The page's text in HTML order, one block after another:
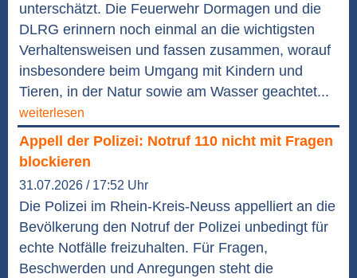
unterschätzt. Die Feuerwehr Dormagen und die
DLRG erinnern noch einmal an die wichtigsten
Verhaltensweisen und fassen zusammen, worauf
insbesondere beim Umgang mit Kindern und
Tieren, in der Natur sowie am Wasser geachtet...
weiterlesen
Appell der Polizei: Notruf 110 nicht mit Fragen
blockieren
31.07.2026 / 17:52 Uhr
Die Polizei im Rhein-Kreis-Neuss appelliert an die
Bevölkerung den Notruf der Polizei unbedingt für
echte Notfälle freizuhalten. Für Fragen,
Beschwerden und Anregungen steht die